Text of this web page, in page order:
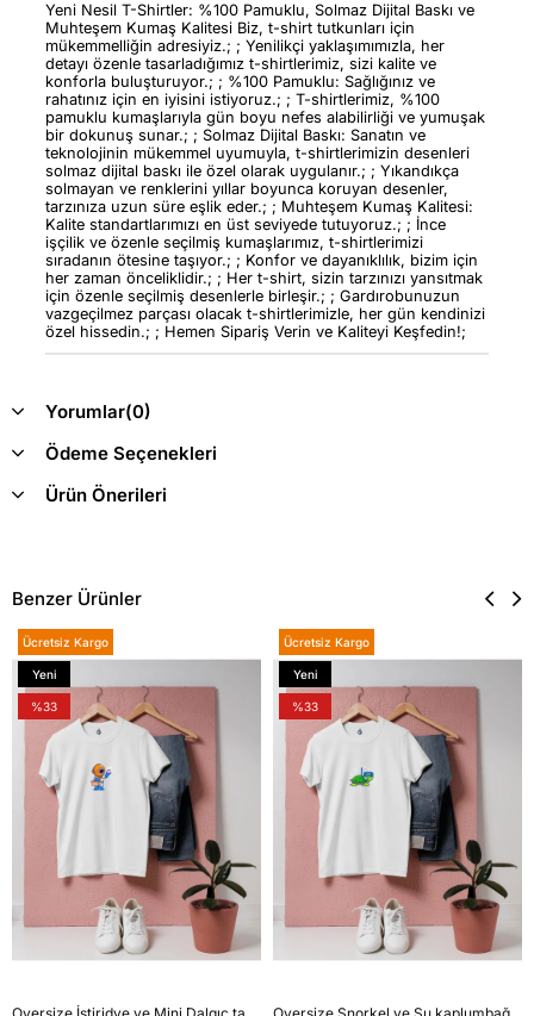
Yeni Nesil T-Shirtler: %100 Pamuklu, Solmaz Dijital Baskı ve
Muhteşem Kumaş Kalitesi Biz, t-shirt tutkunları için
mükemmelliğin adresiyiz.; ; Yenilikçi yaklaşımımızla, her
detayı özenle tasarladığımız t-shirtlerimiz, sizi kalite ve
konforla buluşturuyor.; ; %100 Pamuklu: Sağlığınız ve
rahatınız için en iyisini istiyoruz.; ; T-shirtlerimiz, %100
pamuklu kumaşlarıyla gün boyu nefes alabilirliği ve yumuşak
bir dokunuş sunar.; ; Solmaz Dijital Baskı: Sanatın ve
teknolojinin mükemmel uyumuyla, t-shirtlerimizin desenleri
solmaz dijital baskı ile özel olarak uygulanır.; ; Yıkandıkça
solmayan ve renklerini yıllar boyunca koruyan desenler,
tarzınıza uzun süre eşlik eder.; ; Muhteşem Kumaş Kalitesi:
Kalite standartlarımızı en üst seviyede tutuyoruz.; ; İnce
işçilik ve özenle seçilmiş kumaşlarımız, t-shirtlerimizi
sıradanın ötesine taşıyor.; ; Konfor ve dayanıklılık, bizim için
her zaman önceliklidir.; ; Her t-shirt, sizin tarzınızı yansıtmak
için özenle seçilmiş desenlerle birleşir.; ; Gardırobunuzun
vazgeçilmez parçası olacak t-shirtlerimizle, her gün kendinizi
özel hissedin.; ; Hemen Sipariş Verin ve Kaliteyi Keşfedin!;
Yorumlar(0)
Ödeme Seçenekleri
Ürün Önerileri
Benzer Ürünler
Oversize İstiridye ve Mini Dalgıç tasarım unisex T-shirt
Ücretsiz Kargo
Yeni
Ürün
%33
Oversize Şnorkel ve Su kaplumbağası tasarım unisex T-shirt
Ücretsiz Kargo
Yeni
Ürün
%33